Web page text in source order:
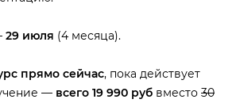
29 июля (4 месяца).
прямо сейчас, пока действует
— сего 19 990 ру место 30